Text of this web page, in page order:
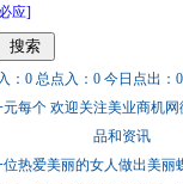
应]
：0 总点入：0 今日点出：
每个 欢迎关注美业商机
品和资讯
热爱美丽的女人做出美